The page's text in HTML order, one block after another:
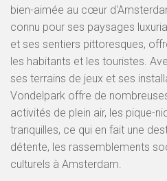
bien-aimée au cœur
connu pour ses paysages
et ses sentiers pittoresques,
les habitants et les touristes.
ses terrains de jeux et ses
Vondelpark offre de
activités de plein air, les pique-
tranquilles, ce qui en fait une
détente, les rassemblements
culturels à Amsterdam.